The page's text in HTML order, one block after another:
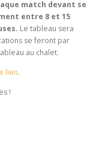
match devant se
entre 8 et 15
Le tableau sera
se feront par
au chalet.
lien.
!